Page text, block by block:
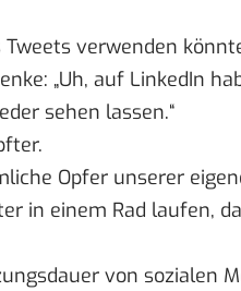
verwenden
„Uh, auf LinkedIn
sehen lassen.“
Opfer unserer
in einem Rad laufen,
von sozialen